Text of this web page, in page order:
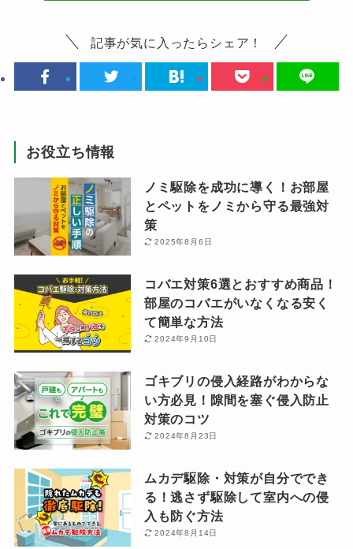
記事が気に入ったらシェア！
お役立ち情報
ノミ駆除を成功に導く！お部屋
とペットをノミから守る最強対
策
2025年8月6日
コバエ対策6選とおすすめ商品！
部屋のコバエがいなくなる安く
て簡単な方法
2024年9月10日
ゴキブリの侵入経路がわからな
い方必見！隙間を塞ぐ侵入防止
対策のコツ
2024年8月23日
ムカデ駆除・対策が自分ででき
る！逃さず駆除して室内への侵
入も防ぐ方法
2024年8月14日